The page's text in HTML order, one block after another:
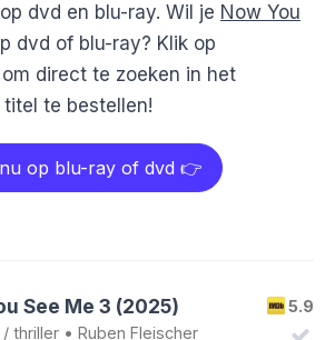
dvd en blu-ray. Wil je Now You
dvd of blu-ray? Klik op
direct te zoeken in het
te bestellen!
op blu-ray of dvd 👉
5.9
See Me 3 (2025)
/ thriller • Ruben Fleischer